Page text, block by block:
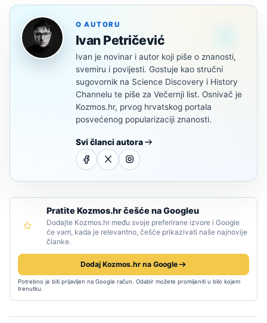
O AUTORU
Ivan Petričević
Ivan je novinar i autor koji piše o znanosti,
svemiru i povijesti. Gostuje kao stručni
sugovornik na Science Discovery i History
Channelu te piše za Večernji list. Osnivač je
Kozmos.hr, prvog hrvatskog portala
posvećenog popularizaciji znanosti.
Svi članci autora
Pratite Kozmos.hr češće na Googleu
Dodajte Kozmos.hr među svoje preferirane izvore i Google
će vam, kada je relevantno, češće prikazivati naše najnovije
članke.
Dodaj Kozmos.hr na Google
Potrebno je biti prijavljen na Google račun. Odabir možete promijeniti u bilo kojem
trenutku.